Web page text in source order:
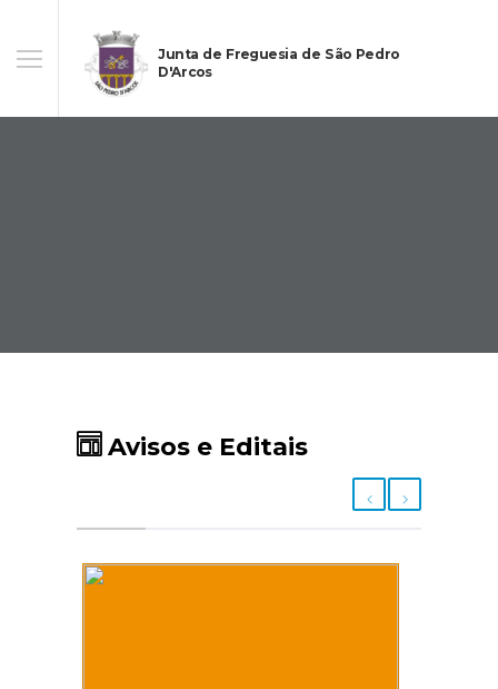
Junta de Freguesia de São Pedro
D'Arcos
Avisos e Editais